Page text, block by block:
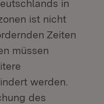
in
ist nicht
Zeiten
müssen
werden.
des